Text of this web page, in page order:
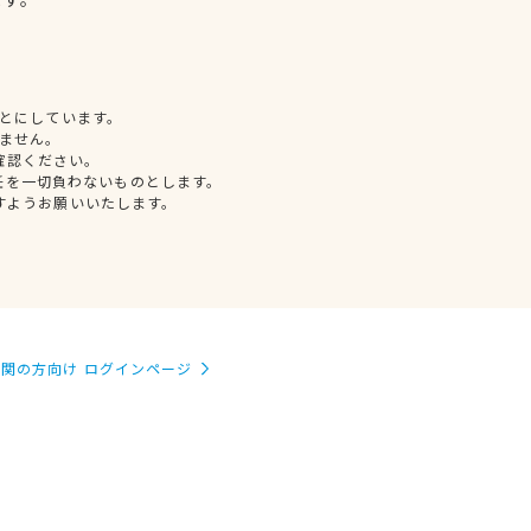
しています。
せん。
ください。
一切負わないものとします。
うお願いいたします。
の方向け ログインページ